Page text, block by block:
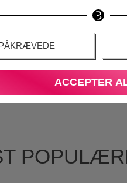
ACCEPTER
DANSK E-MÆRKET